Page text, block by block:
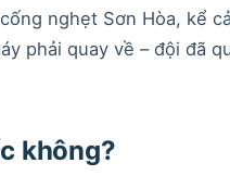
nghẹt Sơn Hòa, kể
phải quay về – đội đã
không?